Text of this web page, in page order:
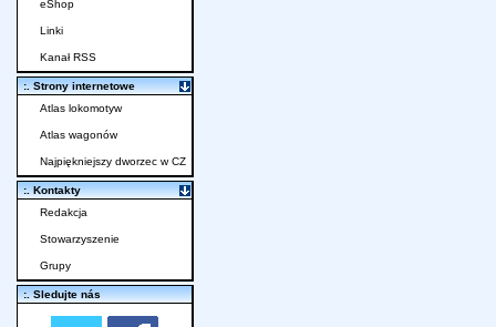
eShop
Linki
Kanał RSS
:. Strony internetowe
Atlas lokomotyw
Atlas wagonów
Najpiękniejszy dworzec w CZ
:. Kontakty
Redakcja
Stowarzyszenie
Grupy
:. Sledujte nás